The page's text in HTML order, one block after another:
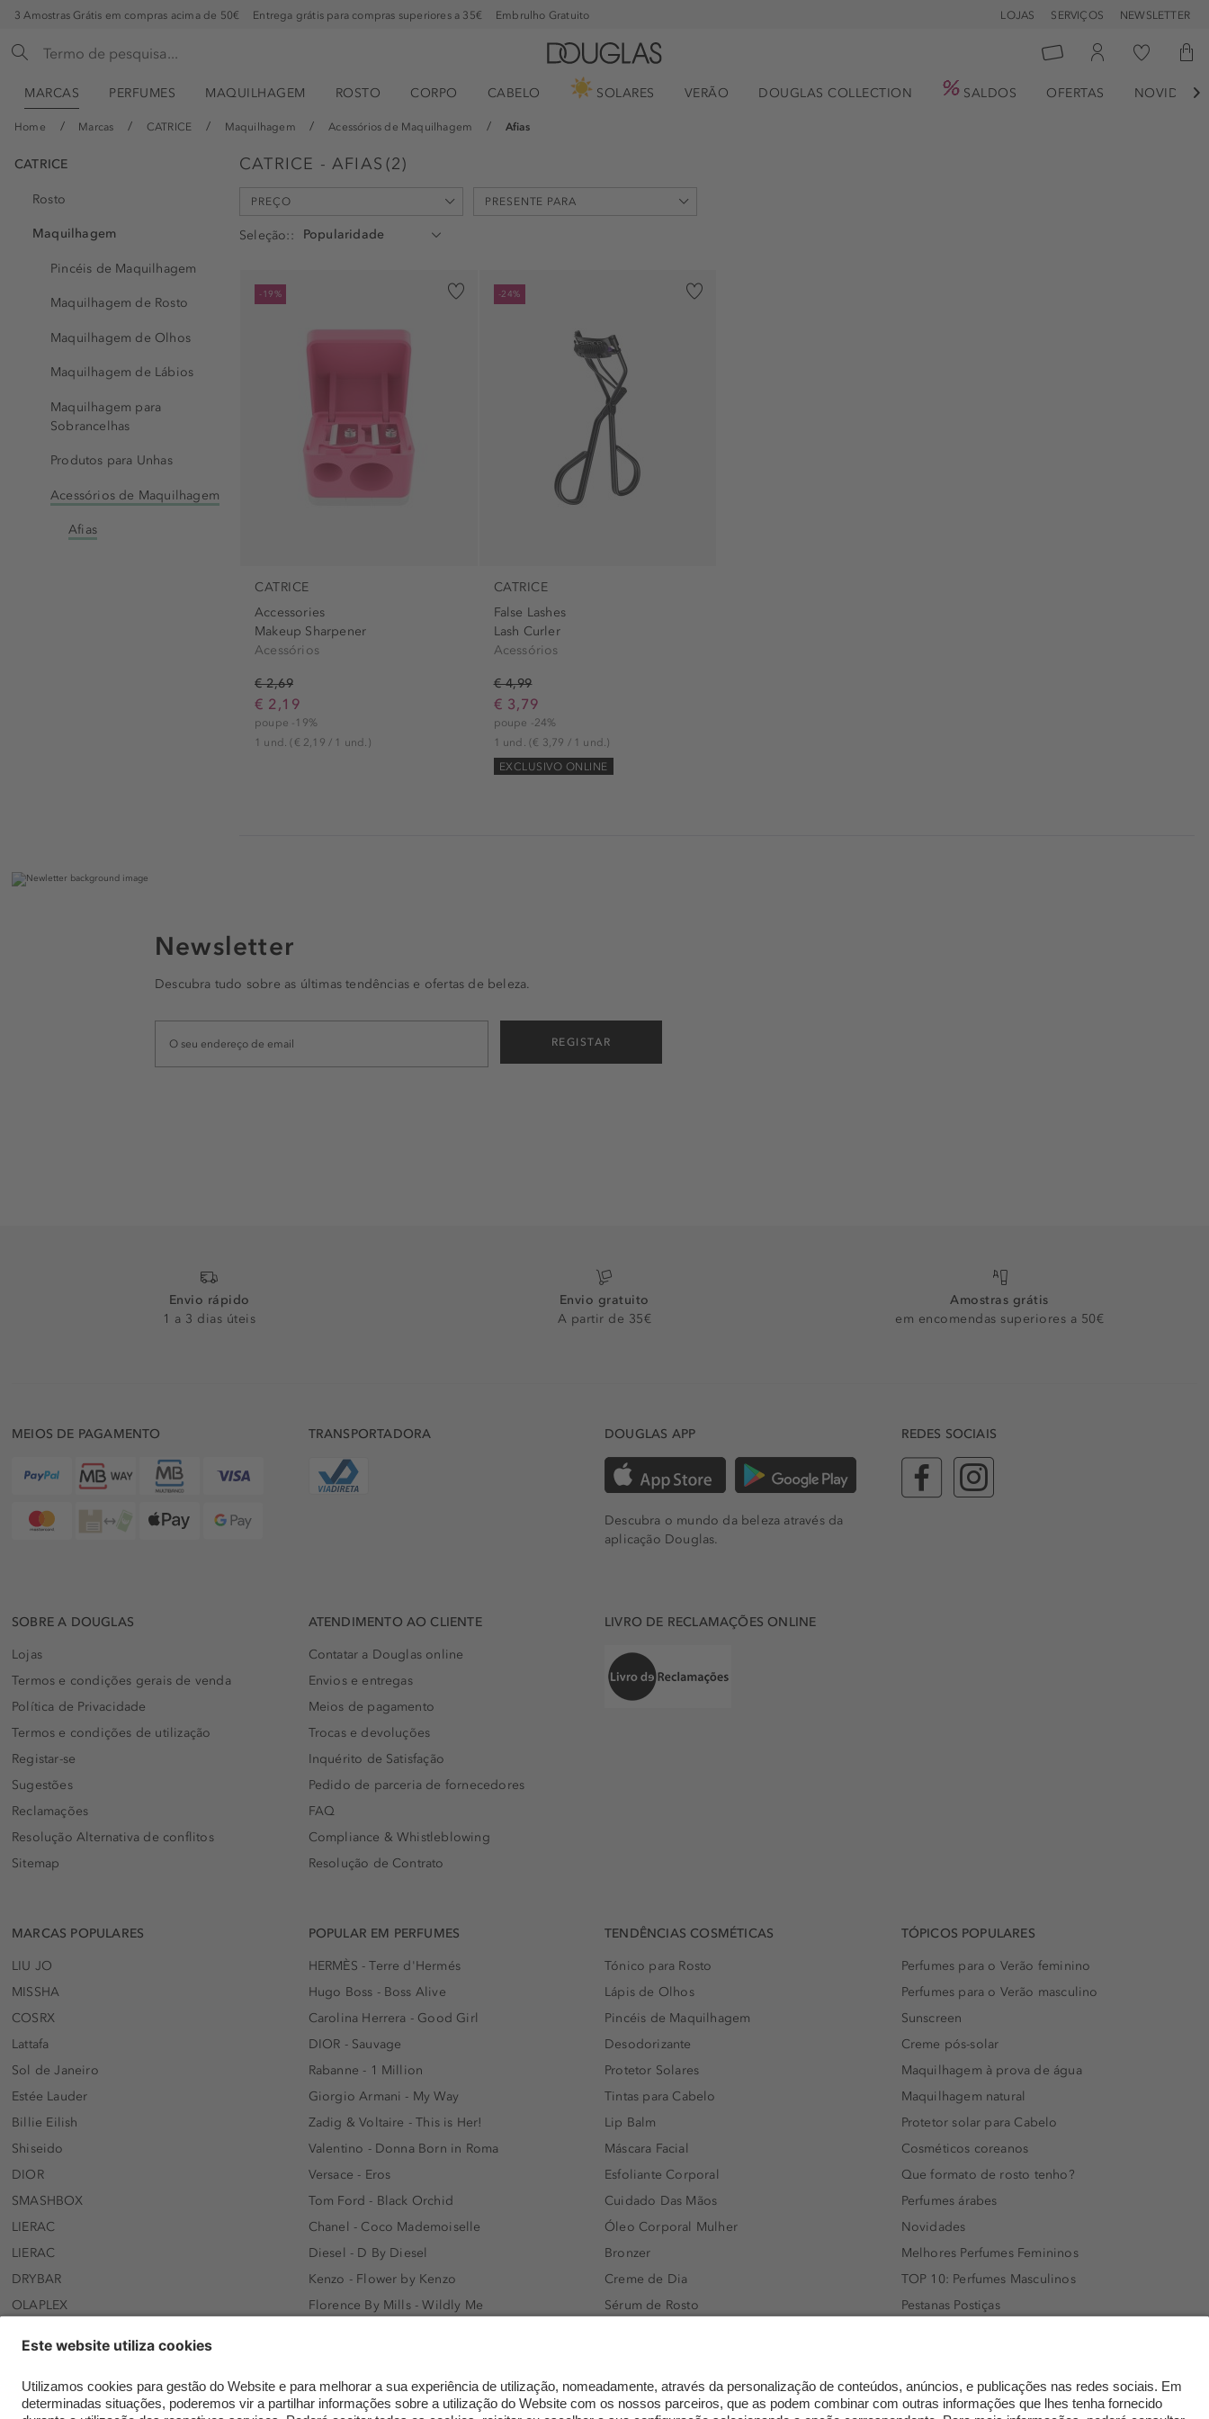
3 Amostras Grátis em compras acima de 50€ Entrega grátis para compras superiores a 35€ Embrulho Gratuito LOJAS SERVIÇOS NEWSLETTER
MARCAS PERFUMES MAQUILHAGEM ROSTO CORPO CABELO SOLARES VERÃO DOUGLAS COLLECTION SALDOS OFERTAS 
Home Marcas CATRICE Maquilhagem Acessórios de Maquilhagem Afias
CATRICE
Rosto
Maquilhagem
Pincéis de Maquilhagem
Maquilhagem de Rosto
Maquilhagem de Olhos
Maquilhagem de Lábios
Maquilhagem para
Sobrancelhas
Produtos para Unhas
Acessórios de Maquilhagem
Afias
CATRICE - AFIAS (2)
PREÇO
min
max
PRESENTE PARA
Obrigado (1)
Seleção:
-19%
CATRICE
Accessories
Makeup Sharpener
Acessórios
€ 2,69
€ 2,19
poupe -19%
1 und.(€ 2,19 / 1 und.)
-24%
CATRICE
False Lashes
Lash Curler
Acessórios
€ 4,99
€ 3,79
poupe -24%
1 und. (€ 3,79 / 1 und.)
EXCLUSIVO ONLINE
Newsletter
Descubra tudo sobre as últimas tendências e ofertas de beleza.
REGISTAR
Envio rápido
1 a 3 dias úteis
Envio gratuito
A partir de 35€
Amostras grátis
em encomendas superiores a 50€
MEIOS DE PAGAMENTO TRANSPORTADORA DOUGLAS APP
Descubra o mundo da beleza através da
aplicação Douglas.
REDES SOCIAIS
SOBRE A DOUGLAS
Lojas
Termos e condições gerais de venda
Política de Privacidade
Termos e condições de utilização
Registar-se
Sugestões
Reclamações
Resolução Alternativa de conflitos
Sitemap
ATENDIMENTO AO CLIENTE
Contatar a Douglas online
Envios e entregas
Meios de pagamento
Trocas e devoluções
Inquérito de Satisfação
Pedido de parceria de fornecedores
FAQ
Compliance & Whistleblowing
Resolução de Contrato
LIVRO DE RECLAMAÇÕES ONLINE
MARCAS POPULARES
LIU JO
MISSHA
COSRX
Lattafa
Sol de Janeiro
Estée Lauder
Billie Eilish
Shiseido
DIOR
SMASHBOX
LIERAC
LIERAC
DRYBAR
OLAPLEX
ARMAF
Beauty of Joseon
POPULAR EM PERFUMES
HERMÈS - Terre d'Hermés
Hugo Boss - Boss Alive
Carolina Herrera - Good Girl
DIOR - Sauvage
Rabanne - 1 Million
Giorgio Armani - My Way
Zadig & Voltaire - This is Her!
Valentino - Donna Born in Roma
Versace - Eros
Tom Ford - Black Orchid
Chanel - Coco Mademoiselle
Diesel - D By Diesel
Kenzo - Flower by Kenzo
Florence By Mills - Wildly Me
Davidoff - Cool Water Men
KHLOÉ KARDASHIAN - Xo Khloè
TENDÊNCIAS COSMÉTICAS
Tónico para Rosto
Lápis de Olhos
Pincéis de Maquilhagem
Desodorizante
Protetor Solares
Tintas para Cabelo
Lip Balm
Máscara Facial
Esfoliante Corporal
Cuidado Das Mãos
Óleo Corporal Mulher
Bronzer
Creme de Dia
Sérum de Rosto
Espuma de Limpeza Facial
Dermocosmética
TÓPICOS POPULARES
Perfumes para o Verão feminino
Perfumes para o Verão masculino
Sunscreen
Creme pós-solar
Maquilhagem à prova de água
Maquilhagem natural
Protetor solar para Cabelo
Cosméticos coreanos
Que formato de rosto tenho?
Perfumes árabes
Novidades
Melhores Perfumes Femininos
TOP 10: Perfumes Masculinos
Pestanas Postiças
Rímel colorido
Embalagens Sustentáveis